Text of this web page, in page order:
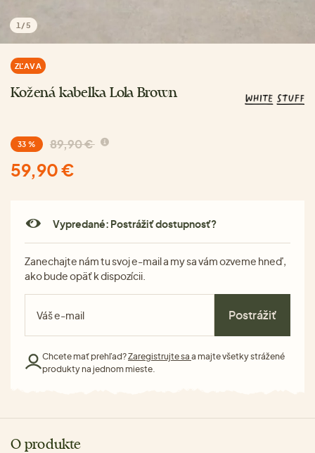
1 /5
ZĽAVA
Kožená kabelka Lola Brown
33 % 89,90 €
59,90 €
Vypredané: Postrážiť dostupnosť?
Zanechajte nám tu svoj e-mail a my sa vám ozveme hneď,
ako bude opäť k dispozícii.
Postrážiť
Chcete mať prehľad?Zaregistrujte sa a majte všetky strážené
produkty na jednom mieste.
O produkte